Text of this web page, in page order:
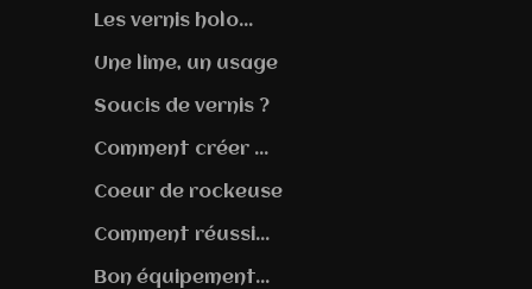
Les vernis holo...
Une lime, un usage
Soucis de vernis ?
Comment créer ...
Coeur de rockeuse
Comment réussi...
Bon équipement...